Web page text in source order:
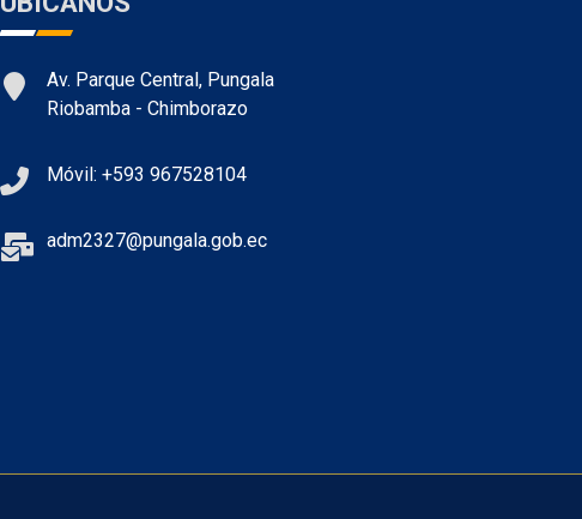
Av. Parque Central, Pungala
Riobamba - Chimborazo
Móvil: +593 967528104
adm2327@pungala.gob.ec